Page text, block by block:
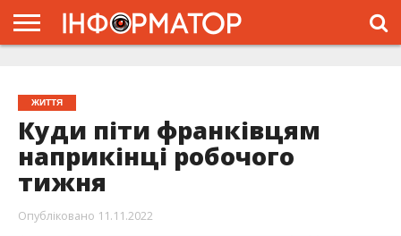
ЖИТТЯ
Куди піти франківцям
наприкінці робочого
тижня
Опубліковано 11.11.2022